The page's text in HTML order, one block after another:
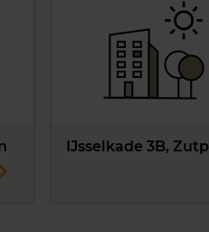
IJsselkade 3B,